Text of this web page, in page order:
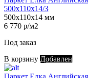
500х110х14/3
500х110х14 мм
6 770 р/м2
Под заказ
В корзину Добавлен